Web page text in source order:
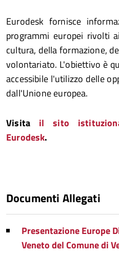
Eurodesk fornisce
programmi europei rivolti
cultura, della formazione,
volontariato. L'obiettivo è
accessibile l'utilizzo delle
dall'Unione europea.
Visita il sito
Eurodesk.
Documenti Allegati
Presentazione Europe
Veneto del Comune di